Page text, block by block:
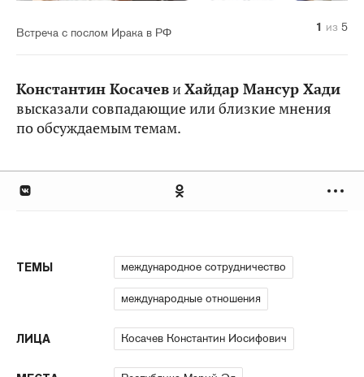
Встреча с послом Ирака в РФ 1 из 5
2 из 5
3 из 5
4 из 5
5 из 5
Константин КосачевиХайдар Мансур Хади
высказали совпадающие или близкие мнения
по обсуждаемым темам.
ТЕМЫ международное сотрудничество
международные отношения
ЛИЦА Косачев Константин Иосифович